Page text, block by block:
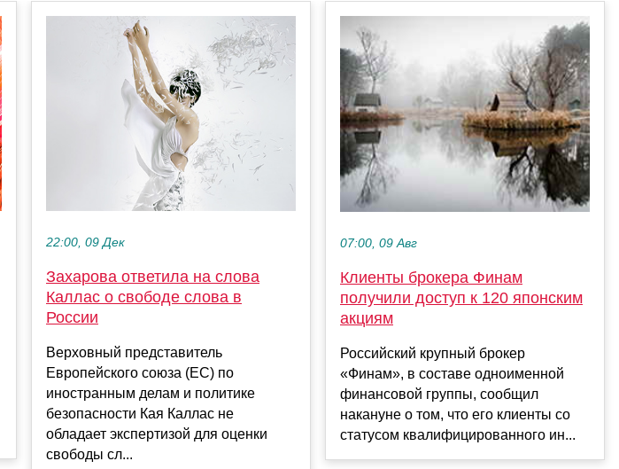
22:00, 09 Дек
Захарова ответила на слова
Каллас о свободе слова в
России
Верховный представитель
Европейского союза (ЕС) по
иностранным делам и политике
безопасности Кая Каллас не
обладает экспертизой для оценки
свободы сл...
07:00, 09 Авг
Клиенты брокера Финам
получили доступ к 120 японским
акциям
Российский крупный брокер
«Финам», в составе одноименной
финансовой группы, сообщил
накануне о том, что его клиенты со
статусом квалифицированного ин...